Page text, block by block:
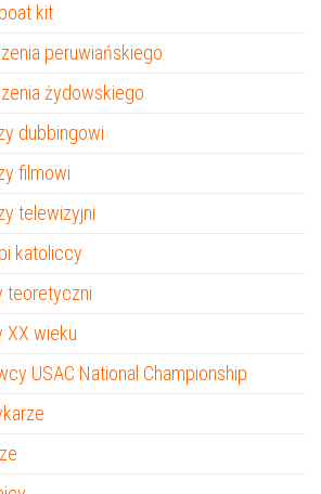
kit
peruwiańskiego
żydowskiego
dubbingowi
filmowi
telewizyjni
katoliccy
teoretyczni
XX wieku
USAC National Championship